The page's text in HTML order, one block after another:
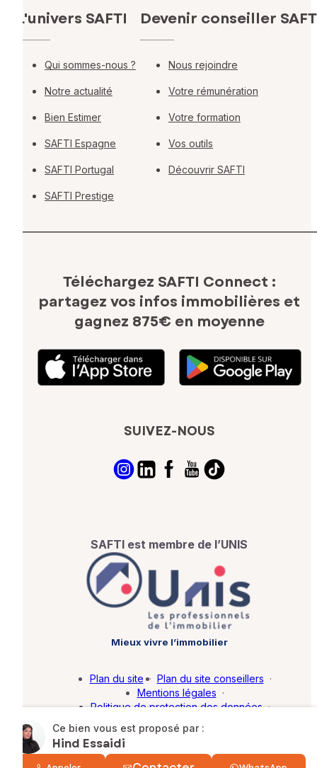
Ce bien vous est proposé par :
Hind Essaidi
L'univers SAFTI
Qui sommes-nous ?
Notre actualité
Bien Estimer
SAFTI Espagne
SAFTI Portugal
SAFTI Prestige
Devenir conseiller
Nous rejoindre
Votre rémunération
Votre formation
Vos outils
Découvrir SAFTI
Téléchargez SAFTI Connect :
partagez vos infos immobilières et
gagnez 875€ en moyenne
SUIVEZ-NOUS
SAFTI est membre de l’UNIS
Mieux vivre l’immobilier
© SAFTI 2026. Tous droits réservés.
Plan du site · Plan du site conseillers ·
Mentions légales ·
Politique de protection des données ·